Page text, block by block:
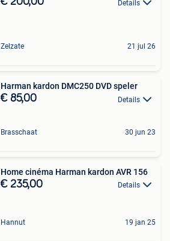
Details
Zelzate 21 jul 26
Harman kardon DMC250 DVD speler
€ 85,00 Details
Brasschaat 30 jun 23
Home cinéma Harman kardon AVR 156
€ 235,00 Details
Hannut 19 jan 25